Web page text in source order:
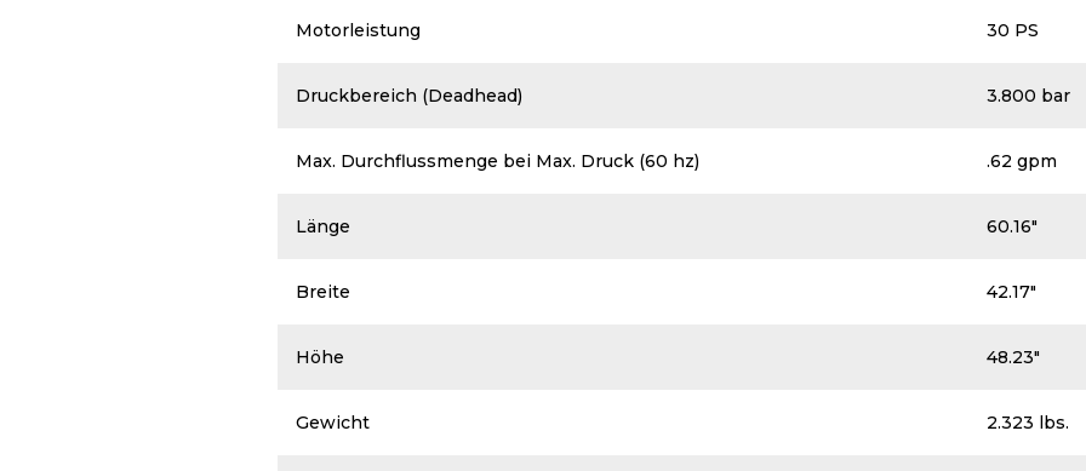
Motorleistung 30 PS
Druckbereich (Deadhead) 3.800 bar
Max. Durchflussmenge bei Max. Druck (60 hz) .62 gpm
Länge 60.16″
Breite 42.17″
Höhe 48.23″
Gewicht 2.323 lbs.